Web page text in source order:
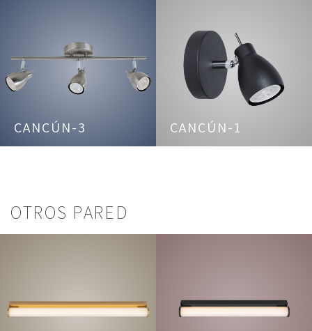
CANCÚN-3 CANCÚN-1
OTROS PARED